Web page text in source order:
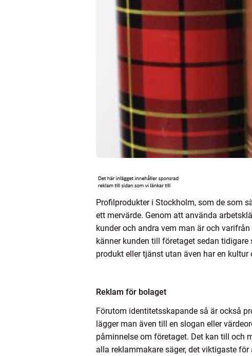
Profilprodukter i Stockholm, som de som
ett mervärde. Genom att använda
kunder och andra vem man är och
känner kunden till företaget sedan
produkt eller tjänst utan även har en kultur
Reklam för bolaget
Förutom identitetsskapande så är också
lägger man även till en slogan eller
påminnelse om företaget. Det kan till och
alla reklammakare säger, det viktigaste